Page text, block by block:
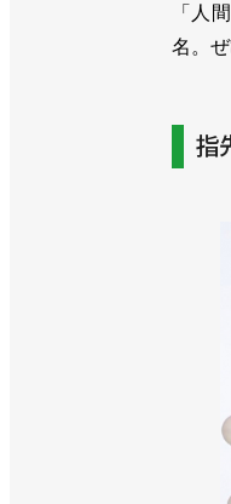
「人
名。
指